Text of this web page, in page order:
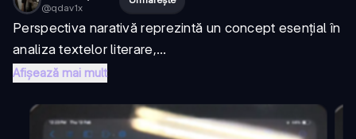
@qdav1x
Perspectiva narativă reprezintă un concept esențial în
analiza textelor literare,...
Afișează mai mult